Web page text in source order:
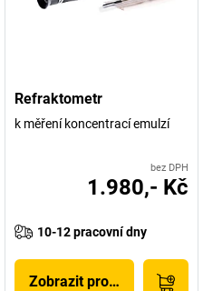
Refraktometr
k měření koncentrací emulzí
bez DPH
1.980,- Kč
10-12 pracovní dny
Zobrazit produkt